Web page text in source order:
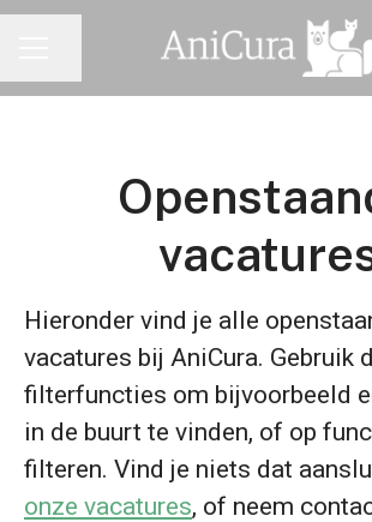
Hieronder vind je alle
vacatures bij AniCura. Gebruik
filterfuncties om bijvoorbeeld
in de buurt te vinden, of op
filteren. Vind je niets dat
onze vacatures, of neem